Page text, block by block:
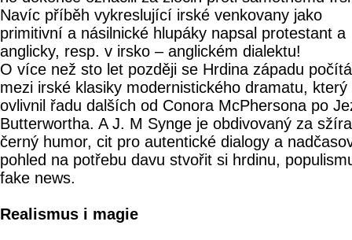
Navíc příběh vykreslující irské venkovany jako
primitivní a násilnické hlupáky napsal protestant a
anglicky, resp. v irsko – anglickém dialektu!
O více než sto let později se Hrdina západu počítá
mezi irské klasiky modernistického dramatu, který
ovlivnil řadu dalších od Conora McPhersona po
Butterwortha. A J. M Synge je obdivovaný za
černý humor, cit pro autentické dialogy a
pohled na potřebu davu stvořit si hrdinu,
fake news.
Realismus i magie